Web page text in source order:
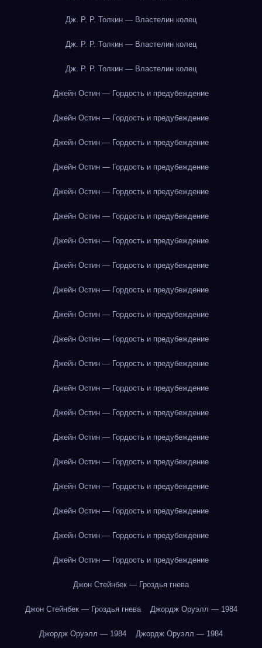
Дж. Р. Р. Толкин — Властелин колец
Дж. Р. Р. Толкин — Властелин колец
Дж. Р. Р. Толкин — Властелин колец
Джейн Остин — Гордость и предубеждение
Джейн Остин — Гордость и предубеждение
Джейн Остин — Гордость и предубеждение
Джейн Остин — Гордость и предубеждение
Джейн Остин — Гордость и предубеждение
Джейн Остин — Гордость и предубеждение
Джейн Остин — Гордость и предубеждение
Джейн Остин — Гордость и предубеждение
Джейн Остин — Гордость и предубеждение
Джейн Остин — Гордость и предубеждение
Джейн Остин — Гордость и предубеждение
Джейн Остин — Гордость и предубеждение
Джейн Остин — Гордость и предубеждение
Джейн Остин — Гордость и предубеждение
Джейн Остин — Гордость и предубеждение
Джейн Остин — Гордость и предубеждение
Джейн Остин — Гордость и предубеждение
Джейн Остин — Гордость и предубеждение
Джейн Остин — Гордость и предубеждение
Джейн Остин — Гордость и предубеждение
Джон Стейнбек — Гроздья гнева
Джон Стейнбек — Гроздья гнева Джордж Оруэлл — 1984
Джордж Оруэлл — 1984 Джордж Оруэлл — 1984